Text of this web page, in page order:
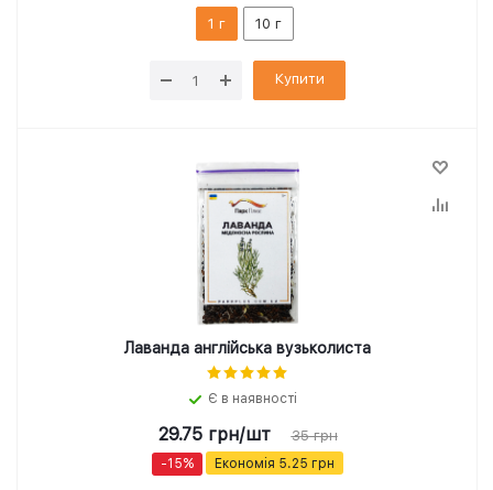
1 г 10 г
Купити
Лаванда англійська вузьколиста
Є в наявності
29.75грн/шт 35грн
-15% Економія 5.25 грн